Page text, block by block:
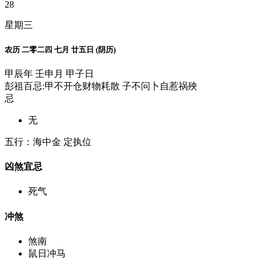
28
星期三
农历 二零二四 七月 廿五日 (阴历)
甲辰年 壬申月 甲子日
彭祖百忌:甲不开仓财物耗散 子不问卜自惹祸殃
忌
无
五行：海中金 定执位
凶煞宜忌
死气
冲煞
煞南
鼠日冲马